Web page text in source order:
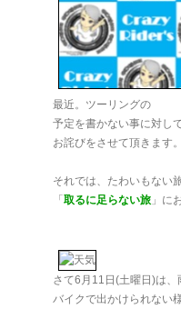
最近。ツーリングの
予定を書かない事に対し
お詫びをさせて頂きます。
それでは、たわいもない旅
「 取るに足らない旅 」に
さて6月11日(土曜日)は、
バイクで出かけられない